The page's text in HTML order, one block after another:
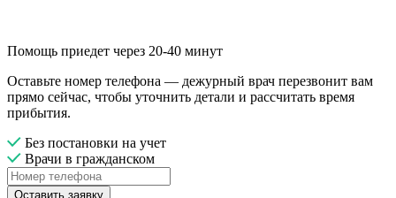
Помощь приедет через 20-40 минут
Оставьте номер телефона — дежурный врач перезвонит вам
прямо сейчас, чтобы уточнить детали и рассчитать время
прибытия.
Без постановки на учет
Врачи в гражданском
Оставить заявку